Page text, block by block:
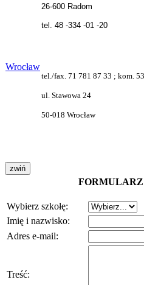
26-600 Radom
tel. 48 -334 -01 -20
Wrocław
tel./fax. 71 781 87 33 ; kom.
ul. Stawowa 24
50-018 Wrocław
Wybierz szkołę:
Imię i nazwisko:
Adres e-mail:
Treść: